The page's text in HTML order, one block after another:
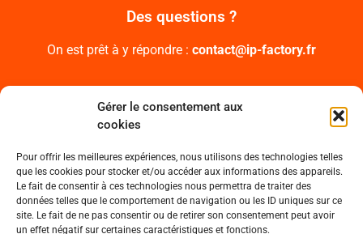
Gérer le consentement aux
cookies
Pour offrir les meilleures expériences, nous utilisons des technologies telles
que les cookies pour stocker et/ou accéder aux informations des appareils.
Le fait de consentir à ces technologies nous permettra de traiter des
données telles que le comportement de navigation ou les ID uniques sur ce
site. Le fait de ne pas consentir ou de retirer son consentement peut avoir
un effet négatif sur certaines caractéristiques et fonctions.
Des questions ?
On est prêt à y répondre : contact@ip-factory.fr
UN PROJET ?